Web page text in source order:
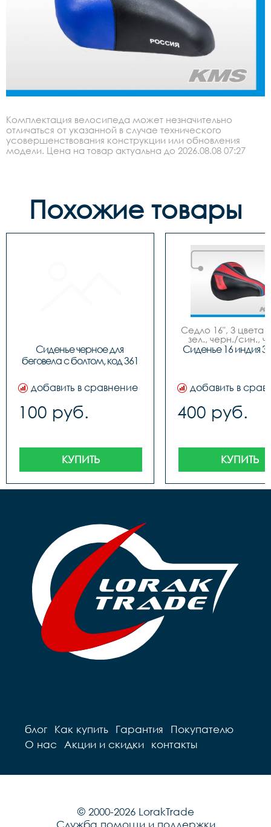
Комплектация велосипеда может незначительно
отличаться от указанной в случае технического
усовершенствования конструкции или обновления
модели. Цена на товар актуальна до 2026.08.08 07:27
Похожие товары
Сиденье черное для
беговела с болтом, код 361
добавить в сравнение
100 руб.
КУПИТЬ
Седло 16", 3 цвета
зел., черн./син.,
красн.), NEW
Сиденье 16 индия
добавить в
400 руб.
КУПИТЬ
блог Как купить Гарантия
Покупателю
О нас
Акции и скидки контакты
© 2000-2026 LorakTrade